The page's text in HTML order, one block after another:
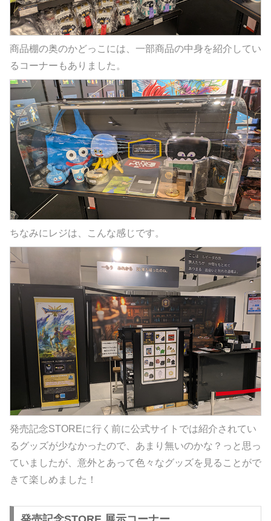
商品棚の奥のかどっこには、一部商品の中身を紹介してい
るコーナーもありました。
ちなみにレジは、こんな感じです。
発売記念STOREに行く前に公式サイトでは紹介されてい
るグッズが少なかったので、あまり無いのかな？っと思っ
ていましたが、意外とあって色々なグッズを見ることがで
きて楽しめました！